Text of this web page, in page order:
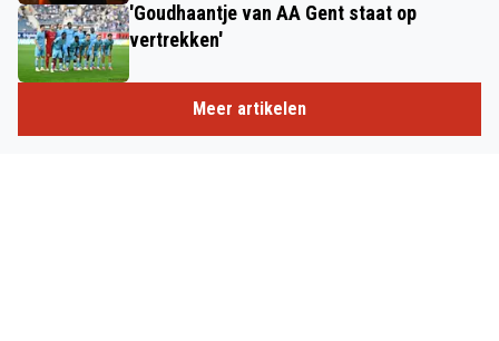
'Goudhaantje van AA Gent staat op
vertrekken'
Meer artikelen